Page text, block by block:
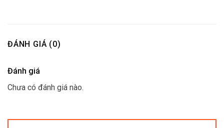
ĐÁNH GIÁ (0)
Đánh giá
Chưa có đánh giá nào.